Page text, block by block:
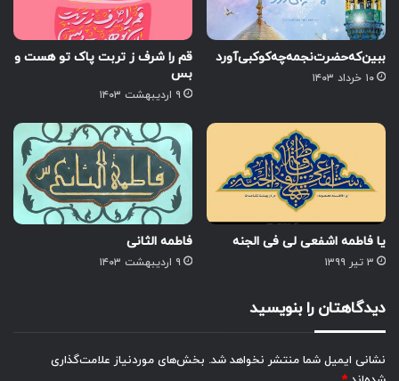
ببین‌که‌حضرت‌نجمه‌چه‌کوکبی‌آورد
۱۰ خرداد ۱۴۰۳
قم را شرف ز تربت پاک‌ تو هست و
بس
۹ اردیبهشت ۱۴۰۳
یا فاطمه اشفعی لی فی الجنه
۳ تیر ۱۳۹۹
فاطمه الثانی
۹ اردیبهشت ۱۴۰۳
دیدگاهتان را بنویسید
نشانی ایمیل شما منتشر نخواهد شد. بخش‌های موردنیاز علامت‌گذاری